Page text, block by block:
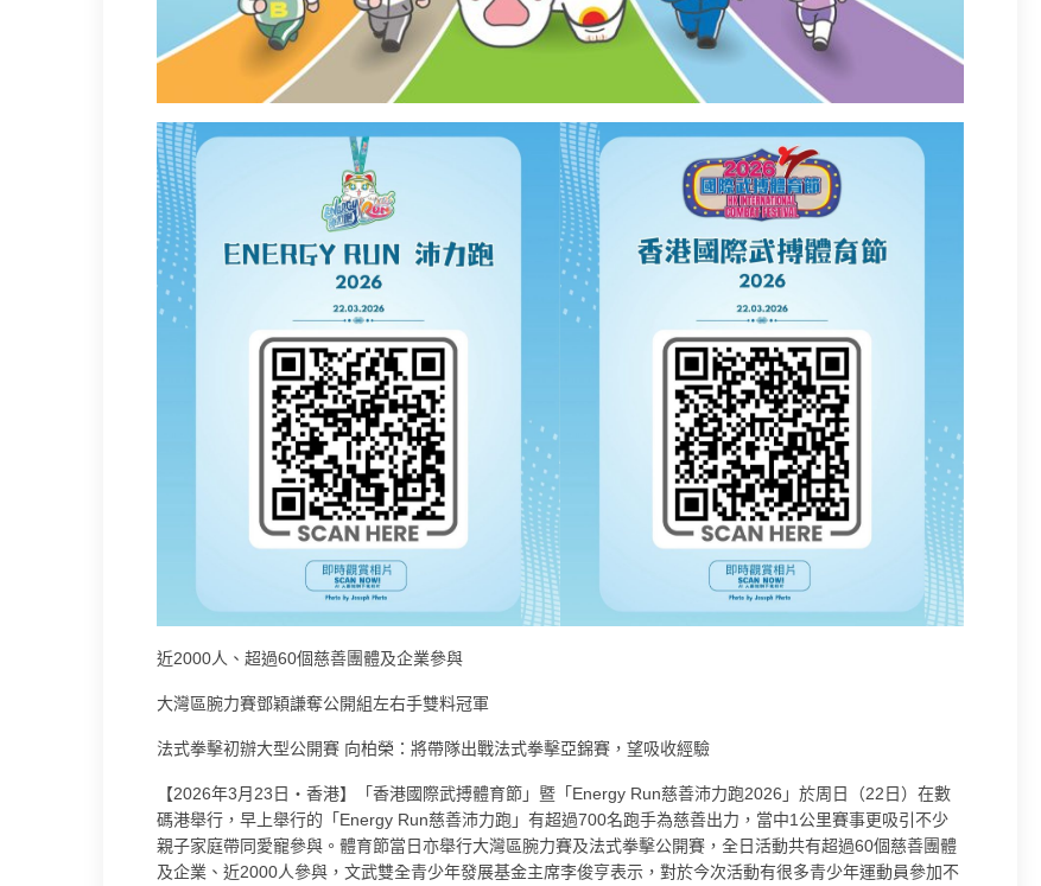
近2000人、超過60個慈善團體及企業參與
大灣區腕力賽鄧穎謙奪公開組左右手雙料冠軍
法式拳擊初辦大型公開賽 向柏榮：將帶隊出戰法式拳擊亞錦賽，望吸收經驗
【2026年3月23日・香港】「香港國際武搏體育節」暨「Energy Run慈善沛力跑2026」於周日（22日）在數
碼港舉行，早上舉行的「Energy Run慈善沛力跑」有超過700名跑手為慈善出力，當中1公里賽事更吸引不少
親子家庭帶同愛寵參與。體育節當日亦舉行大灣區腕力賽及法式拳擊公開賽，全日活動共有超過60個慈善團體
及企業、近2000人參與，文武雙全青少年發展基金主席李俊亨表示，對於今次活動有很多青少年運動員參加不